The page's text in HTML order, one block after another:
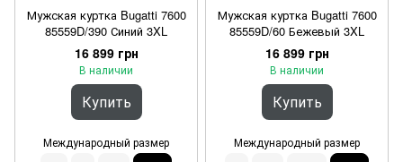
Мужская куртка Bugatti 7600
85559D/390 Синий 3XL
16 899 грн
В наличии
Купить
Международный размер
Мужская куртка Bugatti 7600
85559D/60 Бежевый 3XL
16 899 грн
В наличии
Купить
Международный размер